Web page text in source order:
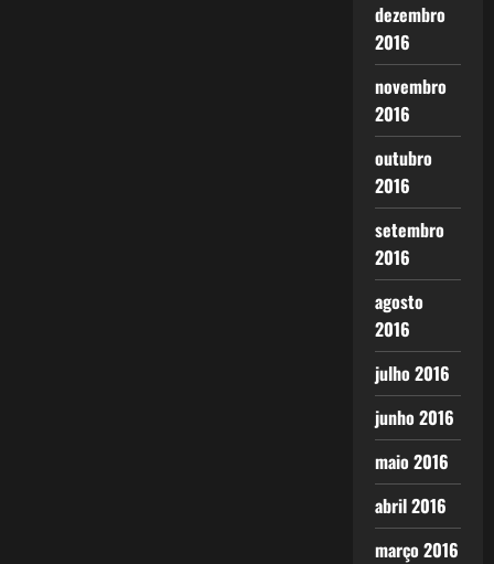
dezembro
2016
novembro
2016
outubro
2016
setembro
2016
agosto
2016
julho 2016
junho 2016
maio 2016
abril 2016
março 2016